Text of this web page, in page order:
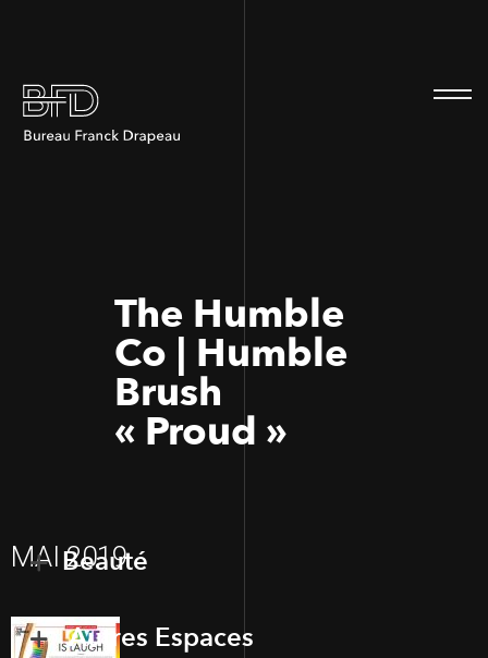
The Humble
Co | Humble
Brush
« Proud »
MAI 2019
Beauté
Autres Espaces